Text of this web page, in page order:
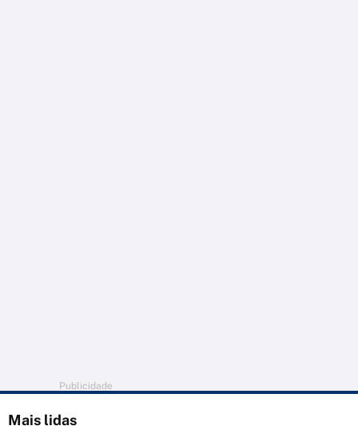
Publicidade
Mais lidas